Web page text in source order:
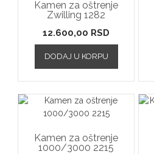
Kamen za oštrenje
Zwilling 1282
12.600,00 RSD
DODAJ U KORPU
Kamen za oštrenje
1000/3000 2215